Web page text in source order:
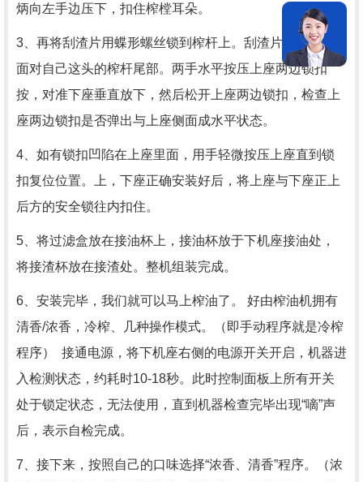
炳向左手边压下，扣住榨樘耳朵。
3、再将刮渣片用蝶形螺丝锁到榨杆上。刮渣片必须朝向
面对自己这头的榨杆尾部。两手水平按压上座两边锁扣
按，对准下座垂直放下，然后松开上座两边锁扣，检查上
座两边锁扣是否弹出与上座侧面成水平状态。
4、如有锁扣凹陷在上座里面，用手轻微按压上座直到锁
扣复位位置。上，下座正确安装好后，将上座与下座正上
后方的安全锁往内扣住。
5、将过滤盒放在接油杯上，接油杯放于下机座接油处，
将接渣杯放在接渣处。整机组装完成。
6、安装完毕，我们就可以马上榨油了。 好由榨油机拥有
清香/浓香，冷榨、几种操作模式。（即手动程序就是冷榨
程序） 接通电源，将下机座右侧的电源开关开启，机器进
入检测状态，约耗时10-18秒。此时控制面板上所有开关
处于锁定状态，无法使用，直到机器检查完毕出现“嘀”声
后，表示自检完成。
7、接下来，按照自己的口味选择“浓香、清香”程序。（浓